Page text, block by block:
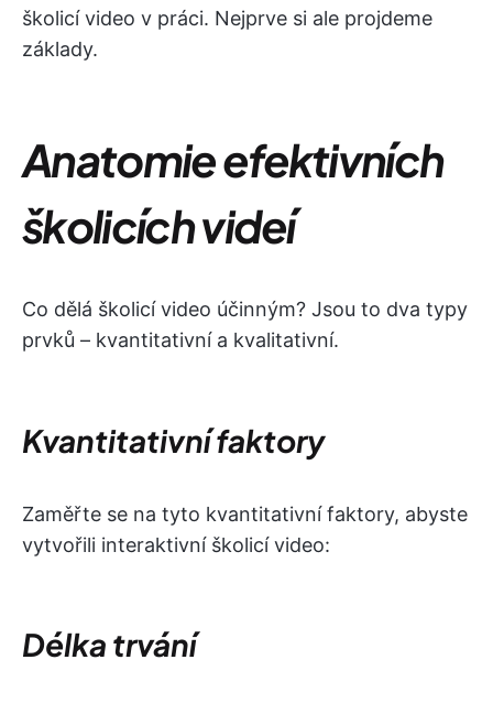
školicí video v práci. Nejprve si ale projdeme
základy.
Anatomie efektivních
školicích videí
Co dělá školicí video účinným? Jsou to dva typy
prvků – kvantitativní a kvalitativní.
Kvantitativní faktory
Zaměřte se na tyto kvantitativní faktory, abyste
vytvořili interaktivní školicí video:
Délka trvání